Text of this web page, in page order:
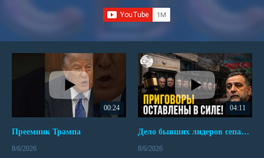
00:24
Преемник Трампа
8/6/2026
04:11
Дело бывших лидеров сепаратистского режима в Карабахе
8/6/2026